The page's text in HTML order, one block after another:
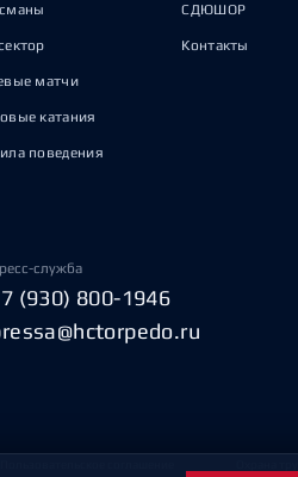
матчи
катания
поведения
СДЮШОР
Контакты
служба
(930) 800-1946